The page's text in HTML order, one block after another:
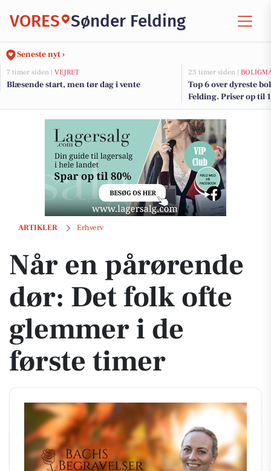
VORES Sønder Felding
Seneste nyt ›
7 timer siden | VEJRET
Blæsende start, men tør dag i vente
23 timer siden |
Top 6 over dyreste
Felding. Priser op til
ARTIKLER Erhverv
Når en pårørende dør: Det folk ofte glemmer i de første timer
Når en pårørende
dør: Det folk ofte
glemmer i de
første timer